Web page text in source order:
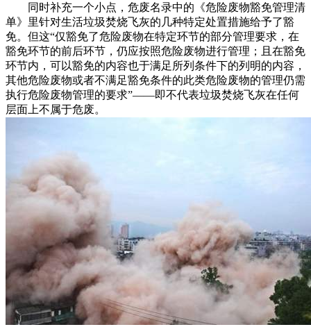
同时补充一个小点，危废名录中的《危险废物豁免管理清
单》里针对生活垃圾焚烧飞灰的几种特定处置措施给予了豁
免。但这“仅豁免了危险废物在特定环节的部分管理要求，在
豁免环节的前后环节，仍应按照危险废物进行管理；且在豁免
环节内，可以豁免的内容也于满足所列条件下的列明的内容，
其他危险废物或者不满足豁免条件的此类危险废物的管理仍需
执行危险废物管理的要求”——即不代表垃圾焚烧飞灰在任何
层面上不属于危废。